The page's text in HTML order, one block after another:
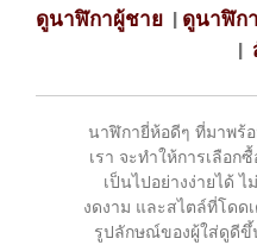
ดูนาฬิกาผู้ชาย | ดูนาฬิก
|
นาฬิกายี่ห้อดีๆ ที่มาพร้
เรา จะทำให้การเลือ
เป็นไปอย่างง่ายได้
งดงาม และสไตล์ที่โดด
รูปลักษณ์ของผู้ใส่ดูดีขึ้